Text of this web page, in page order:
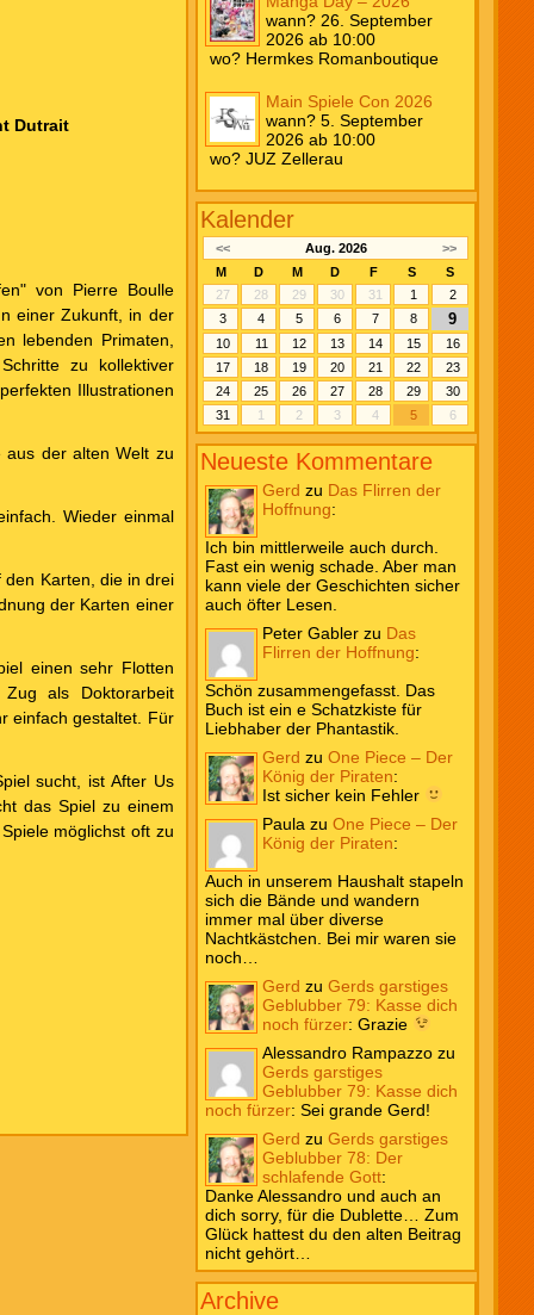
Dutrait
von Pierre Boulle
einer Zukunft, in der
lebenden Primaten,
zu kollektiver
Illustrationen
aus der alten Welt zu
Wieder einmal
Karten, die in drei
der Karten einer
einen sehr Flotten
Zug als Doktorarbeit
einfach gestaltet. Für
sucht, ist After Us
das Spiel zu einem
möglichst oft zu
wann? 26. September
2026 ab 10:00
wo? Hermkes Romanboutique
Main Spiele Con 2026
wann? 5. September
2026 ab 10:00
wo? JUZ Zellerau
Kalender
<< Aug. 2026
>>
M
D M D F S
S
27
28 29 30 31 1
2
3
4 5 6 7 8 9
10 11 12 13 14 15
16
17
18 19 20 21 22
23
24
25 26 27 28 29
30
31
1 2 3 4 5 6
Neueste Kommentare
Gerd zu Das Flirren der
Hoffnung:
Ich bin mittlerweile auch durch.
Fast ein wenig schade. Aber man
kann viele der Geschichten sicher
auch öfter Lesen.
Peter Gabler zu Das
Flirren der Hoffnung:
Schön zusammengefasst. Das
Buch ist ein e Schatzkiste für
Liebhaber der Phantastik.
Gerd zuOne Piece – Der
König der Piraten:
Ist sicher kein Fehler
Paula zuOne Piece – Der
König der Piraten:
Auch in unserem Haushalt stapeln
sich die Bände und wandern
immer mal über diverse
Nachtkästchen. Bei mir waren sie
noch…
Gerd zuGerds garstiges
Geblubber 79: Kasse dich
noch fürzer:Grazie
Alessandro Rampazzo zu
Gerds garstiges
Geblubber 79: Kasse dich
noch fürzer:Sei grande Gerd!
Gerd zuGerds garstiges
Geblubber 78: Der
schlafende Gott:
Danke Alessandro und auch an
dich sorry, für die Dublette… Zum
Glück hattest du den alten Beitrag
nicht gehört…
Archive